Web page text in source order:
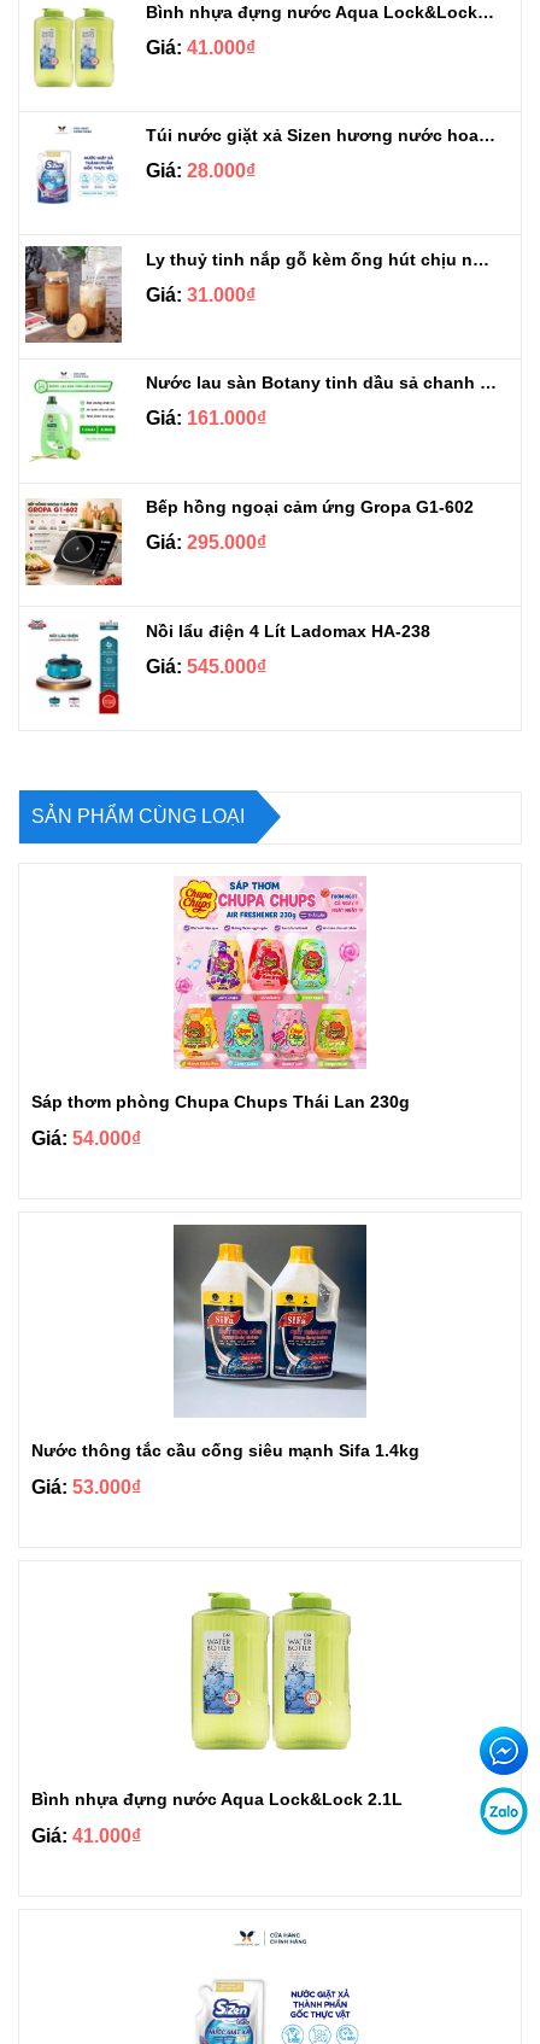
Bình nhựa đựng nước Aqua Lock&Lock 2.1L
Giá: 41.000₫
Túi nước giặt xả Sizen hương nước hoa 500 ml
Giá: 28.000₫
Ly thuỷ tinh nắp gỗ kèm ống hút chịu nhiệt 500ml
Giá: 31.000₫
Nước lau sàn Botany tinh dầu sả chanh chai 3.9kg
Giá: 161.000₫
Bếp hồng ngoại cảm ứng Gropa G1-602
Giá: 295.000₫
Nồi lẩu điện 4 Lít Ladomax HA-238
Giá: 545.000₫
SẢN PHẨM CÙNG LOẠI
Sáp thơm phòng Chupa Chups Thái Lan 230g
Giá: 54.000₫
Nước thông tắc cầu cống siêu mạnh Sifa 1.4kg
Giá: 53.000₫
Bình nhựa đựng nước Aqua Lock&Lock 2.1L
Giá: 41.000₫